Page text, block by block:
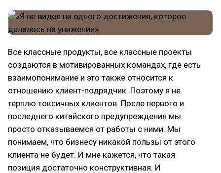
Все классные продукты, все классные проекты
создаются в мотивированных командах, где есть
взаимопонимание и это также относится к
отношению клиент-подрядчик. Поэтому я не
терплю токсичных клиентов. После первого и
последнего китайского предупреждения мы
просто отказываемся от работы с ними. Мы
понимаем, что бизнесу никакой пользы от этого
клиента не будет. И мне кажется, что такая
позиция достаточно конструктивная. И